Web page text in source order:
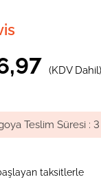
(KDV Dahil)
Teslim Süresi :
taksitlerle